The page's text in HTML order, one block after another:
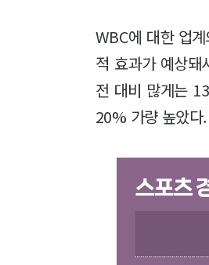
WBC에 대한 업
적 효과가 예상
전 대비 많게는
20% 가량 높았다